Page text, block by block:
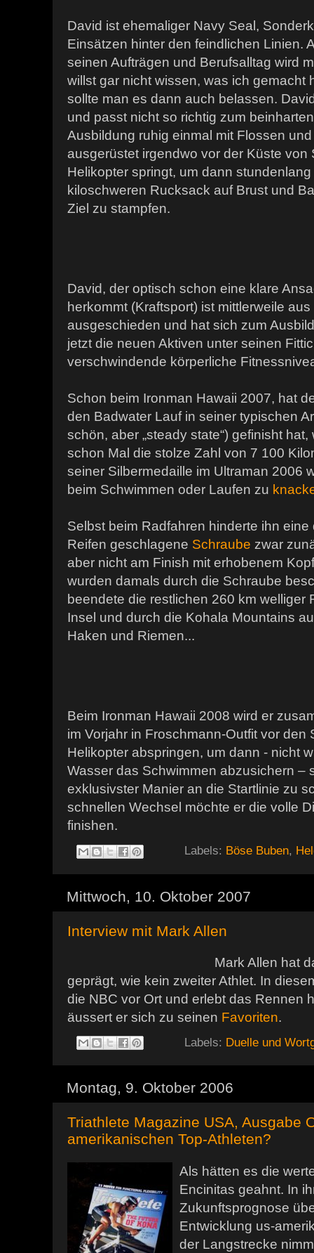
David ist ehemaliger Navy Seal,
Einsätzen hinter den feindlichen Linien.
seinen Aufträgen und Berufsalltag wird
willst gar nicht wissen, was ich gemacht
sollte man es dann auch belassen.
und passt nicht so richtig zum
Ausbildung ruhig einmal mit Flossen
ausgerüstet irgendwo vor der Küste von
Helikopter springt, um dann
kiloschweren Rucksack auf Brust und
Ziel zu stampfen.
David, der optisch schon eine klare
herkommt (Kraftsport) ist mittlerweile
ausgeschieden und hat sich zum
jetzt die neuen Aktiven unter seinen
verschwindende körperliche
Schon beim Ironman Hawaii 2007, hat
den Badwater Lauf in seiner typischen
schön, aber „steady state“) gefinisht
schon Mal die stolze Zahl von 7 100
seiner Silbermedaille im Ultraman 2006
beim Schwimmen oder Laufen zu
Selbst beim Radfahren hinderte ihn
Reifen geschlagene Schraube zwar
aber nicht am Finish mit erhobenem
wurden damals durch die Schraube
beendete die restlichen 260 km welliger
Insel und durch die Kohala Mountains
Haken und Riemen...
Beim Ironman Hawaii 2008 wird er
im Vorjahr in Froschmann-Outfit vor den
Helikopter abspringen, um dann - nicht
Wasser das Schwimmen abzusichern –
exklusivster Manier an die Startlinie zu
schnellen Wechsel möchte er die volle
finishen.
Labels: Böse Buben,
Mittwoch, 10. Oktober 2007
Interview mit Mark Allen
Mark Allen hat
geprägt, wie kein zweiter Athlet. In
die NBC vor Ort und erlebt das Rennen
äussert er sich zu seinen Favoriten.
Labels: Duelle und
Montag, 9. Oktober 2006
Triathlete Magazine USA, Ausgabe
amerikanischen Top-Athleten?
Als hätten es die
Encinitas geahnt. In
Zukunftsprognose
Entwicklung us-
der Langstrecke